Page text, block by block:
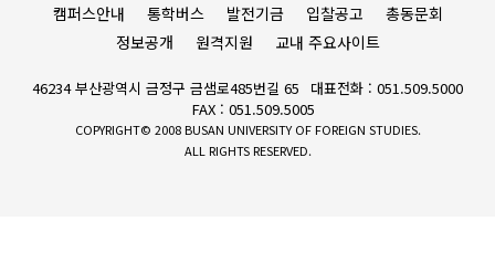
캠퍼스안내
통학버스 발전기금 입찰공고
총동문회
정보공개
원격지원 교내 주요사이트
46234 부산광역시 금정구 금샘로485번길 65
대표전화 : 051.509.5000
FAX : 051.509.5005
COPYRIGHT© 2008 BUSAN UNIVERSITY OF FOREIGN STUDIES.
ALL RIGHTS RESERVED.